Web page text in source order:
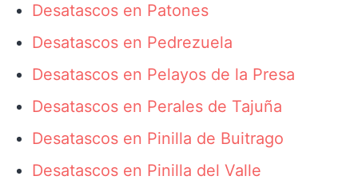
Desatascos en Patones
Desatascos en Pedrezuela
Desatascos en Pelayos de la Presa
Desatascos en Perales de Tajuña
Desatascos en Pinilla de Buitrago
Desatascos en Pinilla del Valle